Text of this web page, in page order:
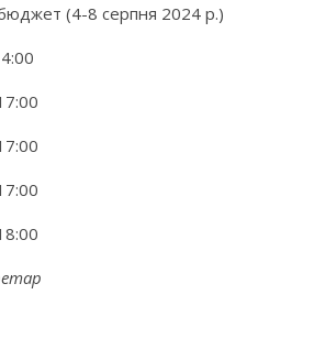
(4-8 серпня 2024 р.)